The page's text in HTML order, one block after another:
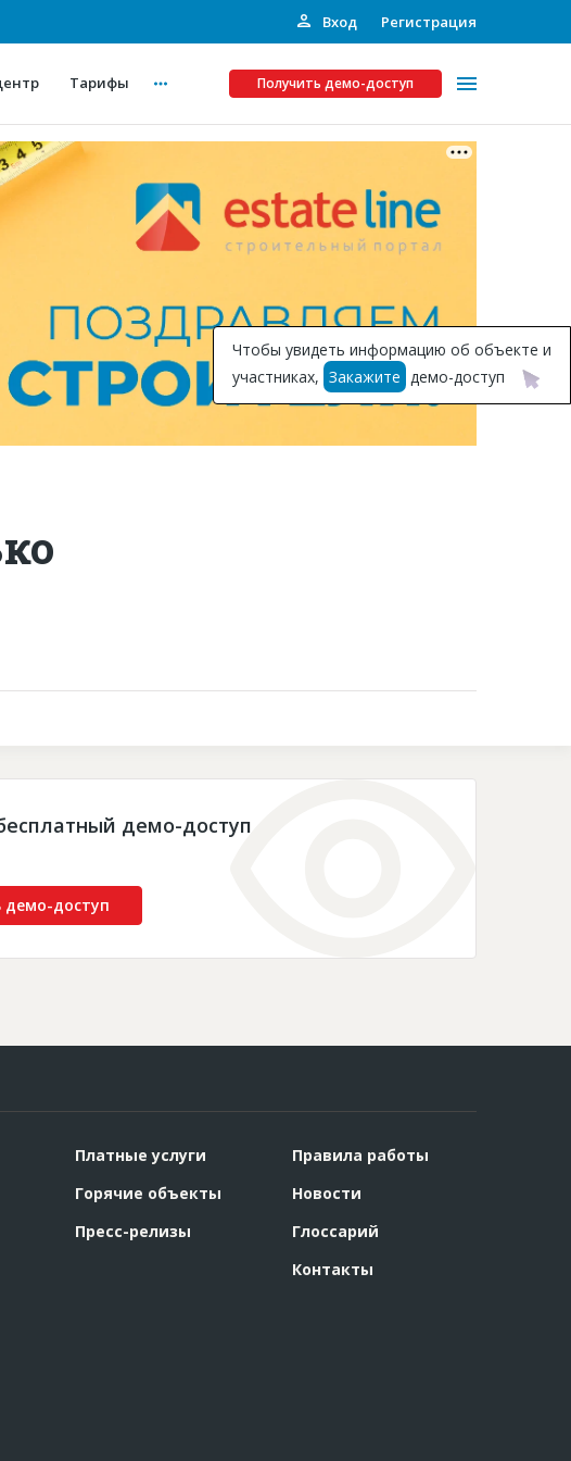
Вход Регистрация
Тарифы Получить демо-доступ
объекты
Платные услуги
Рекламодателям
Инвестпроекты
Подписка на Базу
демо-доступ
демо-доступ
Чтобы увидеть информацию об объекте и
участниках, Закажите демо-доступ
Платные услуги
Горячие объекты
Пресс-релизы
Правила работы
Новости
Глоссарий
Контакты